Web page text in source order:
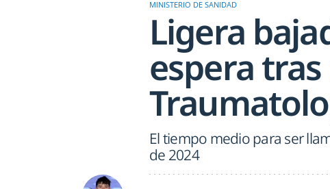
MINISTERIO DE SANIDAD
Ligera
espera
El tiempo medio para ser
de 2024